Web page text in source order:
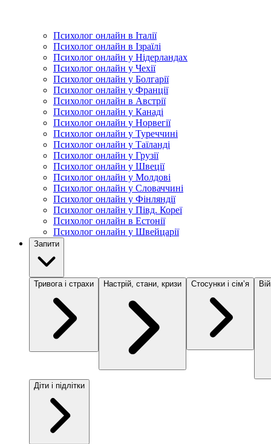
Психолог онлайн в Італії
Психолог онлайн в Ізраїлі
Психолог онлайн у Нідерландах
Психолог онлайн у Чехії
Психолог онлайн у Болгарії
Психолог онлайн у Франції
Психолог онлайн в Австрії
Психолог онлайн у Канаді
Психолог онлайн у Норвегії
Психолог онлайн у Туреччині
Психолог онлайн у Таїланді
Психолог онлайн у Грузії
Психолог онлайн у Швеції
Психолог онлайн у Молдові
Психолог онлайн у Словаччині
Психолог онлайн у Фінляндії
Психолог онлайн у Півд. Кореї
Психолог онлайн в Естонії
Психолог онлайн у Швейцарії
Запити
Тривога і страхи Настрій, стани, кризи Стосунки і сімʼя
Діти і підлітки